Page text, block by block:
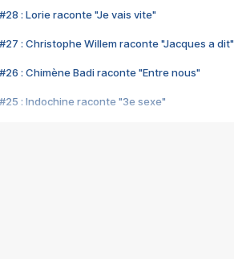
#28 : Lorie raconte "Je vais vite"
#27 : Christophe Willem raconte "Jacques a dit"
#26 : Chimène Badi raconte "Entre nous"
#25 : Indochine raconte "3e sexe"